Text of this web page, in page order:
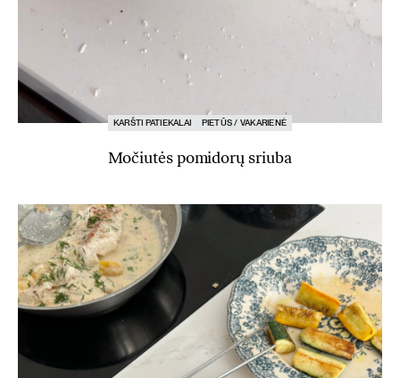
KARŠTI PATIEKALAI PIETŪS / VAKARIENĖ
Močiutės pomidorų sriuba